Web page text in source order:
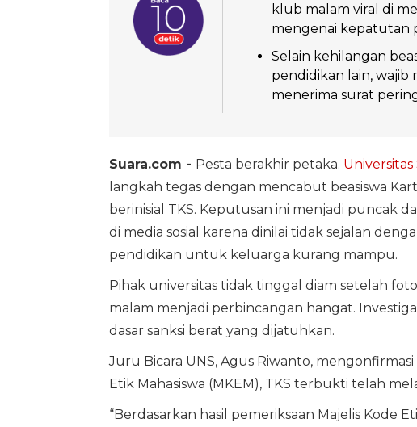
klub malam viral di
mengenai kepatutan
Selain kehilangan
pendidikan lain, wajib
menerima surat
Suara.com - Pesta berakhir petaka.
langkah tegas dengan mencabut beasiswa
berinisial TKS. Keputusan ini menjadi puncak
di media sosial karena dinilai tidak sejalan
pendidikan untuk keluarga kurang mampu.
Pihak universitas tidak tinggal diam setelah
malam menjadi perbincangan hangat.
dasar sanksi berat yang dijatuhkan.
Juru Bicara UNS, Agus Riwanto,
Etik Mahasiswa (MKEM), TKS terbukti telah
“Berdasarkan hasil pemeriksaan Majelis Kode